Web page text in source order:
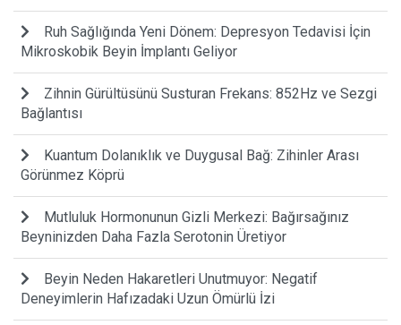
Ruh Sağlığında Yeni Dönem: Depresyon Tedavisi İçin
Mikroskobik Beyin İmplantı Geliyor
Zihnin Gürültüsünü Susturan Frekans: 852Hz ve Sezgi
Bağlantısı
Kuantum Dolanıklık ve Duygusal Bağ: Zihinler Arası
Görünmez Köprü
Mutluluk Hormonunun Gizli Merkezi: Bağırsağınız
Beyninizden Daha Fazla Serotonin Üretiyor
Beyin Neden Hakaretleri Unutmuyor: Negatif
Deneyimlerin Hafızadaki Uzun Ömürlü İzi